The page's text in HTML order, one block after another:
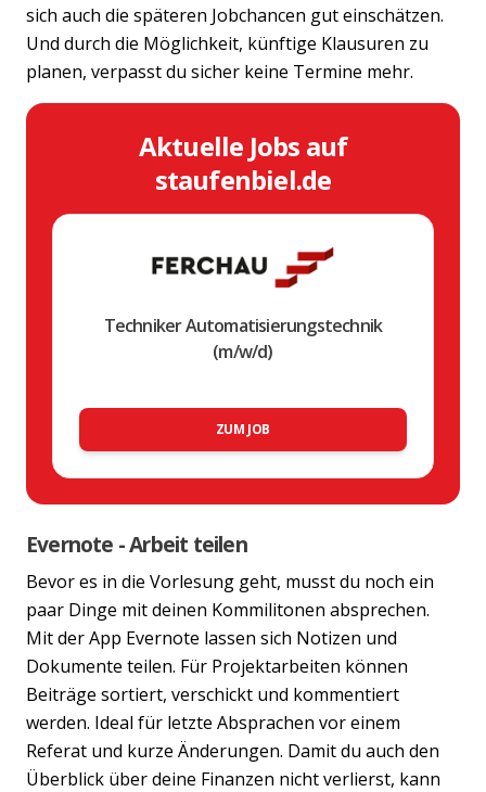
sich auch die späteren Jobchancen gut einschätzen.
Und durch die Möglichkeit, künftige Klausuren zu
planen, verpasst du sicher keine Termine mehr.
Aktuelle Jobs auf
staufenbiel.de
Techniker Automatisierungstechnik
(m/w/d)
ZUM JOB
Evernote - Arbeit teilen
Bevor es in die Vorlesung geht, musst du noch ein
paar Dinge mit deinen Kommilitonen absprechen.
Mit der App Evernote lassen sich Notizen und
Dokumente teilen. Für Projektarbeiten können
Beiträge sortiert, verschickt und kommentiert
werden. Ideal für letzte Absprachen vor einem
Referat und kurze Änderungen. Damit du auch den
Überblick über deine Finanzen nicht verlierst, kann